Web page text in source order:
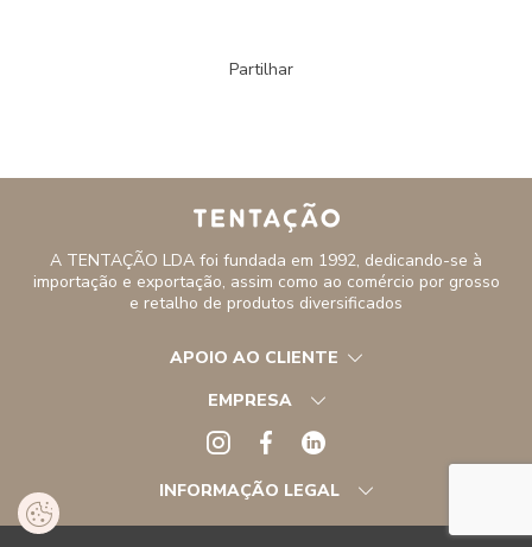
Partilhar
A TENTAÇÃO LDA foi fundada em 1992, dedicando-se à
importação e exportação, assim como ao comércio por grosso
e retalho de produtos diversificados
APOIO AO CLIENTE
EMPRESA
INFORMAÇÃO LEGAL